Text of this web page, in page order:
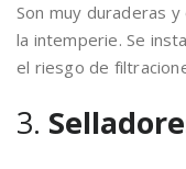
Son muy duraderas
la intemperie. Se
el riesgo de
3.